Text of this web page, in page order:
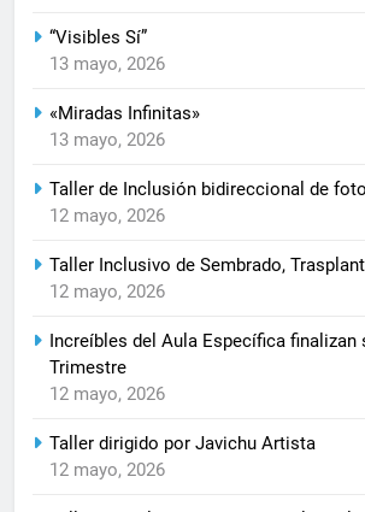
“Visibles Sí”
13 mayo, 2026
«Miradas Infinitas»
13 mayo, 2026
Taller de Inclusión bidireccional de
12 mayo, 2026
Taller Inclusivo de Sembrado,
12 mayo, 2026
Increíbles del Aula Específica finalizan
Trimestre
12 mayo, 2026
Taller dirigido por Javichu Artista
12 mayo, 2026